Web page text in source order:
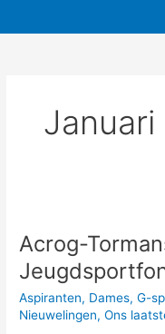
Acrog-
Aspiranten, Dames,G-
Nieuwelingen,Ons
ontvangt
nieuw
Jeugdsportfonds-
label